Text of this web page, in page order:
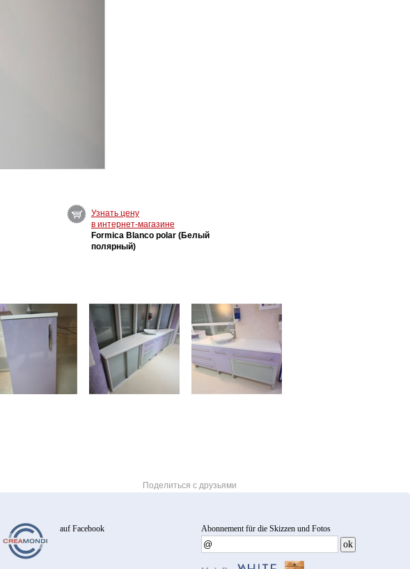
Узнать цену
в интернет-магазине
Formica Blanco polar (Белый
полярный)
Поделиться с друзьями
auf Facebook Abonnement für die Skizzen und Fotos